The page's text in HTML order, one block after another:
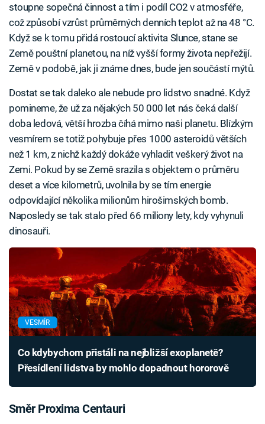
stoupne sopečná činnost a tím i podíl CO2 v atmosféře,
což způsobí vzrůst průměrných denních teplot až na 48 °C.
Když se k tomu přidá rostoucí aktivita Slunce, stane se
Země pouštní planetou, na níž vyšší formy života nepřežijí.
Země v podobě, jak ji známe dnes, bude jen součástí mýtů.
Dostat se tak daleko ale nebude pro lidstvo snadné. Když
pomineme, že už za nějakých 50 000 let nás čeká další
doba ledová, větší hrozba číhá mimo naši planetu. Blízkým
vesmírem se totiž pohybuje přes 1000 asteroidů větších
než 1 km, z nichž každý dokáže vyhladit veškerý život na
Zemi. Pokud by se Země srazila s objektem o průměru
deset a více kilometrů, uvolnila by se tím energie
odpovídající několika milionům hirošimských bomb.
Naposledy se tak stalo před 66 miliony lety, kdy vyhynuli
dinosauři.
VESMÍR
Co kdybychom přistáli na nejbližší exoplanetě?
Přesídlení lidstva by mohlo dopadnout hororově
Směr Proxima Centauri